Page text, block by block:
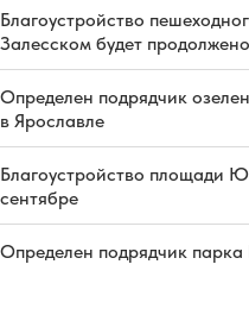
Благоустройство
Залесском будет продолжено
Определен подрядчик
в Ярославле
Благоустройство площади
сентябре
Определен подрядчик парка